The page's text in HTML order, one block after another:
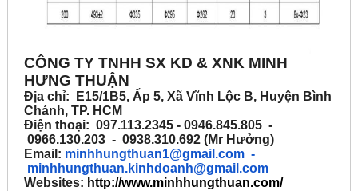
CÔNG TY TNHH SX KD & XNK MINH
HƯNG THUẬN
Địa chỉ: E15/1B5, Ấp 5, Xã Vĩnh Lộc B, Huyện Bình
Chánh, TP. HCM
Điện thoại: 097.113.2345 - 0946.845.805 -
0966.130.203 - 0938.310.692 (Mr Hưởng)
Email: minhhungthuan1@gmail.com -
minhhungthuan.kinhdoanh@gmail.com
Websites: http://www.minhhungthuan.com/